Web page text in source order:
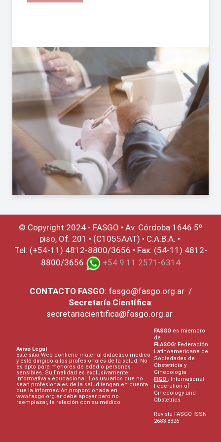
© Copyright 2024 - FASGO • Av. Córdoba 1646 5º
piso, Of. 201 • (C1055AAT) • C.A.B.A. •
Tel: (+54-11) 4812-8800/3656 • Fax: (54-11) 4812-
8800/3656
+54 9 11 2571-6314
CONTACTO FASGO: fasgo@fasgo.org.ar/
Secretaría Científica:
secretariacientifica@fasgo.org.ar
Aviso Legal
Este sitio Web contiene material didáctico médico
y está dirigido a los profesionales de la salud. No
es apto para menores de edad o personas
sensibles. Su finalidad es exclusivamente
informativa y educacional. Los usuarios que no
sean profesionales de la salud tengan en cuenta
que la información proporcionada en
www.fasgo.org.ar debe apoyar pero no
reemplazar, la relación con su médico.
FASGO es miembro
de
FLASOG: Federación
Latinoamericana de
Sociedades de
Obstetricia y
Ginecología
FIGO : International
Federation of
Ginecology and
Obstetrics
Revista FASGO ISSN
2683-8826